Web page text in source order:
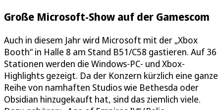
Große Microsoft-Show auf der Gamescom
Auch in diesem Jahr wird Microsoft mit der „Xbox
Booth“ in Halle 8 am Stand B51/C58 gastieren. Auf 36
Stationen werden die Windows-PC- und Xbox-
Highlights gezeigt. Da der Konzern kürzlich eine ganze
Reihe von namhaften Studios wie Bethesda oder
Obsidian hinzugekauft hat, sind das ziemlich viele.